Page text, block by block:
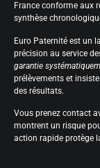
France conforme aux
synthèse
Euro Paternité est un
précision au service
garantie
prélèvements et
des résultats.
Vous prenez contact
montrent un risque
action rapide protège